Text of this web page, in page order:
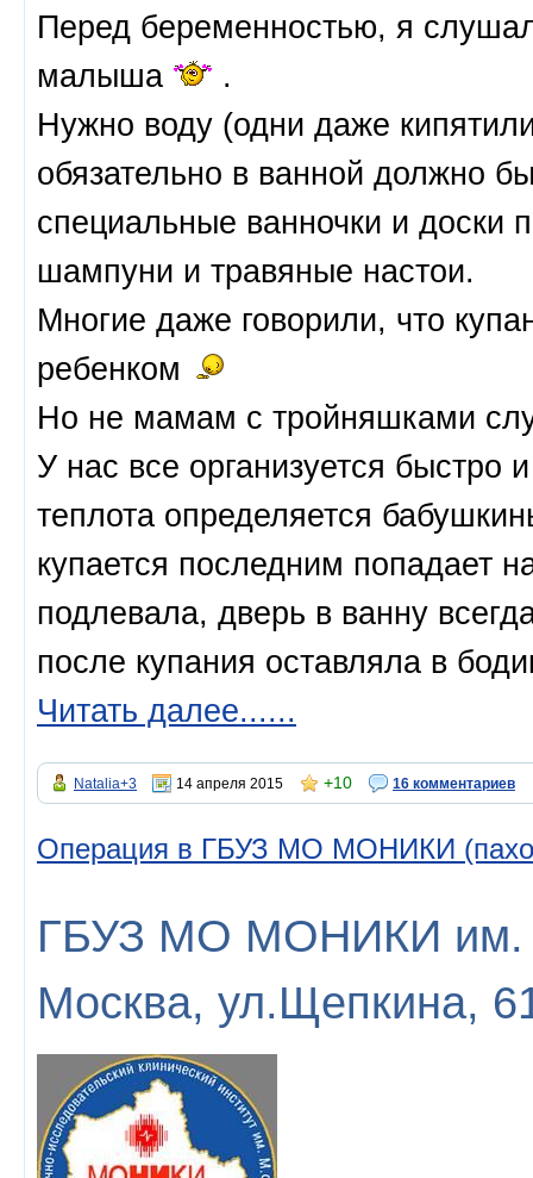
Перед беременностью, я
малыша
.
Нужно воду (одни даже
обязательно в ванной должно
специальные ванночки и
шампуни и травяные настои.
Многие даже говорили, что
ребенком
Но не мамам с тройняшками
У нас все организуется
теплота определяется
купается последним попадает
подлевала, дверь в ванну
после купания оставляла в
Читать далее......
Natalia+3 14 апреля 2015 +10 16 комментариев
Операция в ГБУЗ МО МОНИКИ
ГБУЗ МО МОНИКИ им.
Москва, ул.Щепкина,